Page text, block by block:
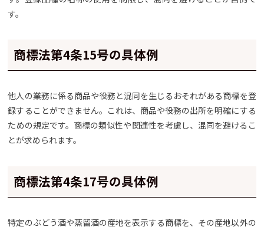
す。
商標法第4条15号の具体例
他人の業務に係る商品や役務と混同を生じるおそれがある商標を登
録することができません。これは、商品や役務の出所を明確にする
ための規定です。商標の類似性や関連性を考慮し、混同を避けるこ
とが求められます。
商標法第4条17号の具体例
特定のぶどう酒や蒸留酒の産地を表示する商標を、その産地以外の